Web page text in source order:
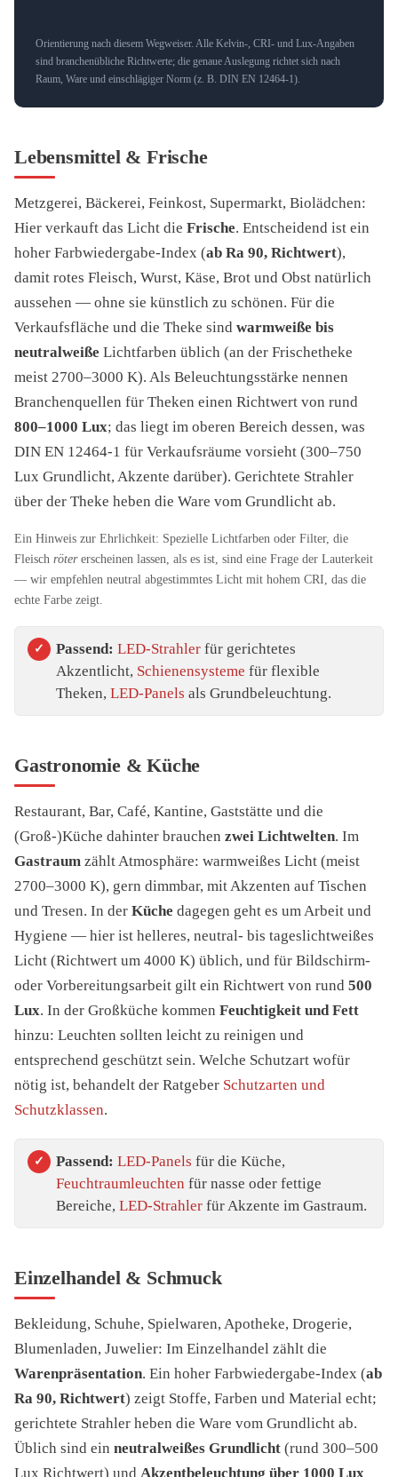
Orientierung nach diesem Wegweiser. Alle Kelvin-, CRI- und Lux-Angaben
sind branchenübliche Richtwerte; die genaue Auslegung richtet sich nach
Raum, Ware und einschlägiger Norm (z. B. DIN EN 12464-1).
Lebensmittel & Frische
Metzgerei, Bäckerei, Feinkost, Supermarkt, Biolädchen:
Hier verkauft das Licht die Frische. Entscheidend ist ein
hoher Farbwiedergabe-Index (ab Ra 90, Richtwert),
damit rotes Fleisch, Wurst, Käse, Brot und Obst natürlich
aussehen — ohne sie künstlich zu schönen. Für die
Verkaufsfläche und die Theke sind warmweiße bis
neutralweiße Lichtfarben üblich (an der Frischetheke
meist 2700–3000 K). Als Beleuchtungsstärke nennen
Branchenquellen für Theken einen Richtwert von rund
800–1000 Lux; das liegt im oberen Bereich dessen, was
DIN EN 12464-1 für Verkaufsräume vorsieht (300–750
Lux Grundlicht, Akzente darüber). Gerichtete Strahler
über der Theke heben die Ware vom Grundlicht ab.
Ein Hinweis zur Ehrlichkeit: Spezielle Lichtfarben oder Filter, die
Fleisch rötererscheinen lassen, als es ist, sind eine Frage der Lauterkeit
— wir empfehlen neutral abgestimmtes Licht mit hohem CRI, das die
echte Farbe zeigt.
Passend: LED-Strahler für gerichtetes
Akzentlicht, Schienensysteme für flexible
Theken, LED-Panels als Grundbeleuchtung.
Gastronomie & Küche
Restaurant, Bar, Café, Kantine, Gaststätte und die
(Groß-)Küche dahinter brauchen zwei Lichtwelten. Im
Gastraum zählt Atmosphäre: warmweißes Licht (meist
2700–3000 K), gern dimmbar, mit Akzenten auf Tischen
und Tresen. In der Küche dagegen geht es um Arbeit und
Hygiene — hier ist helleres, neutral- bis tageslichtweißes
Licht (Richtwert um 4000 K) üblich, und für Bildschirm-
oder Vorbereitungsarbeit gilt ein Richtwert von rund 500
Lux. In der Großküche kommen Feuchtigkeit und Fett
hinzu: Leuchten sollten leicht zu reinigen und
entsprechend geschützt sein. Welche Schutzart wofür
nötig ist, behandelt der Ratgeber Schutzarten und
Schutzklassen.
Passend: LED-Panels für die Küche,
Feuchtraumleuchten für nasse oder fettige
Bereiche, LED-Strahler für Akzente im Gastraum.
Einzelhandel & Schmuck
Bekleidung, Schuhe, Spielwaren, Apotheke, Drogerie,
Blumenladen, Juwelier: Im Einzelhandel zählt die
Warenpräsentation. Ein hoher Farbwiedergabe-Index (ab
Ra 90, Richtwert) zeigt Stoffe, Farben und Material echt;
gerichtete Strahler heben die Ware vom Grundlicht ab.
Üblich sind ein neutralweißes Grundlicht (rund 300–500
Lux Richtwert) und Akzentbeleuchtung über 1000 Lux